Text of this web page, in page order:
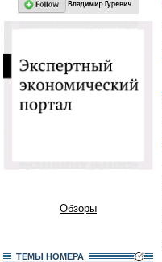
Обзоры
ТЕМЫ НОМЕРА